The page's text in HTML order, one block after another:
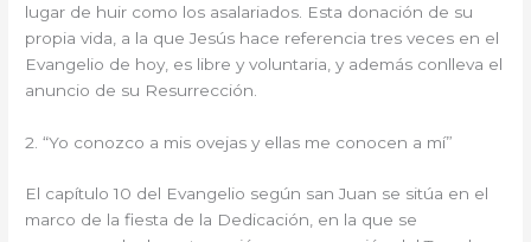
lugar de huir como los asalariados. Esta donación de su
propia vida, a la que Jesús hace referencia tres veces en el
Evangelio de hoy, es libre y voluntaria, y además conlleva el
anuncio de su Resurrección.
2. “Yo conozco a mis ovejas y ellas me conocen a mí”
El capítulo 10 del Evangelio según san Juan se sitúa en el
marco de la fiesta de la Dedicación, en la que se